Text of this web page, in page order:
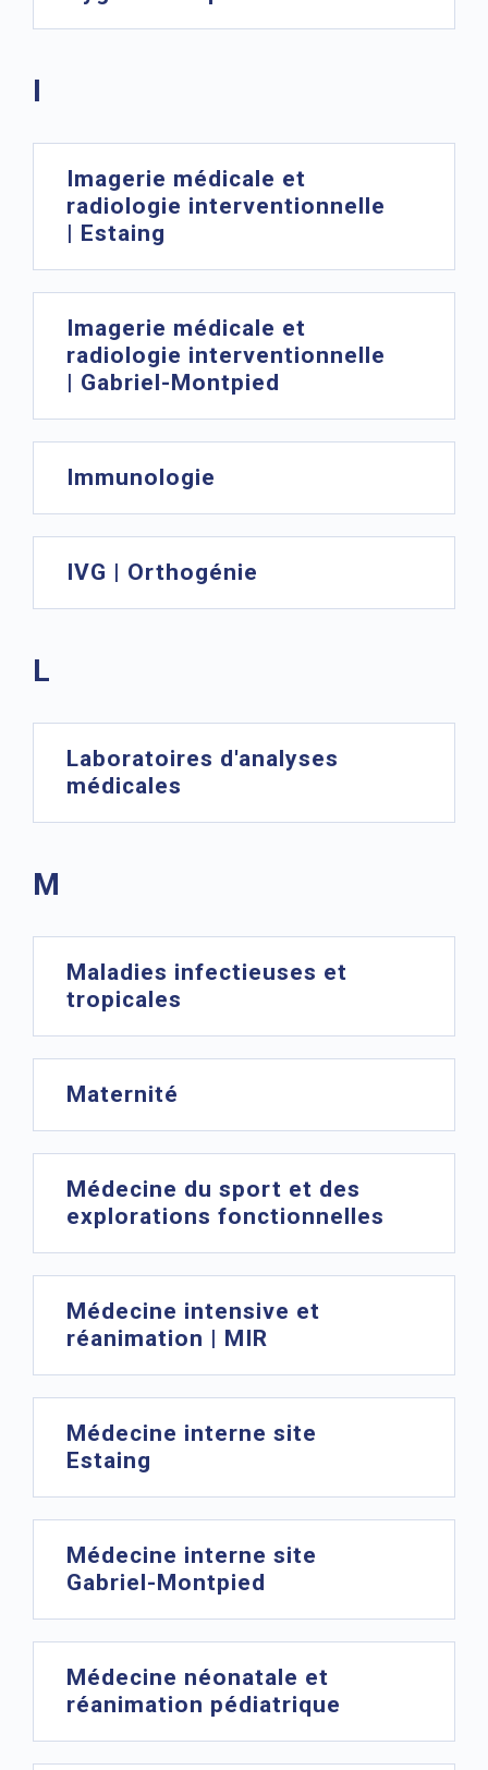
I
Imagerie médicale et
radiologie interventionnelle
| Estaing
Imagerie médicale et
radiologie interventionnelle
| Gabriel-Montpied
Immunologie
IVG | Orthogénie
L
Laboratoires d'analyses
médicales
M
Maladies infectieuses et
tropicales
Maternité
Médecine du sport et des
explorations fonctionnelles
Médecine intensive et
réanimation | MIR
Médecine interne site
Estaing
Médecine interne site
Gabriel-Montpied
Médecine néonatale et
réanimation pédiatrique